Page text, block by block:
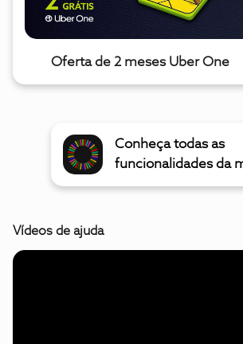
Oferta de 2 meses Uber One
Conheça todas as
funcionalidades da
Vídeos de ajuda